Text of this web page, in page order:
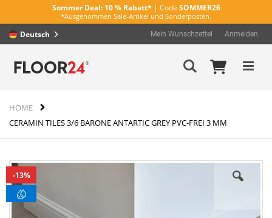
Sommer Deal: 10 % Rabatt* | Code SOMMER26
*Ausgenommen Sale-Artikel und Sonderposten.
Mein
Mein Wunschzettel Anmelden
Suche
HOME
CERAMIN TILES 3/6 BARONE ANTARTIC GREY PVC-FREI 3 MM
Zum
Ende
der
Bildergalerie
springen
13%
Deutsch